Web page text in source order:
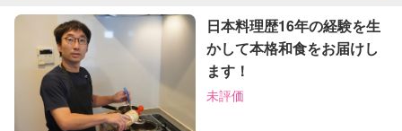
片付け/整理整頓
特徴 料金 レビュー
サポートの特徴
資格 調理師
日本料理歴16年の経験を生
かして本格和食をお届けし
ます！
未評価